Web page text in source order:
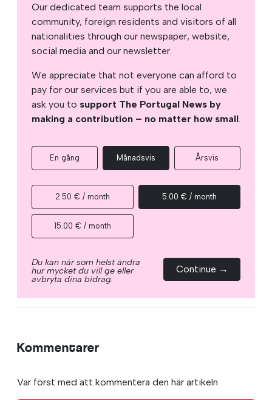
Our dedicated team supports the local
community, foreign residents and visitors of all
nationalities through our newspaper, website,
social media and our newsletter.
We appreciate that not everyone can afford to
pay for our services but if you are able to, we
ask you to support The Portugal News by
making a contribution – no matter how small.
En gång Månadsvis Årsvis
2.50 € / month 5.00 € / month
15.00 € / month
Du kan när som helst ändra
hur mycket du vill ge eller
avbryta dina bidrag.
Continue →
Kommentarer
Var först med att kommentera den här artikeln